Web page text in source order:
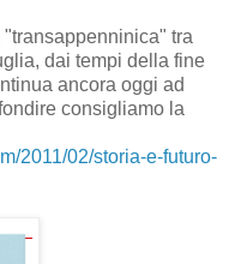
tra
dai tempi della fine
ancora oggi ad
consigliamo la
2011/02/storia-e-futuro-